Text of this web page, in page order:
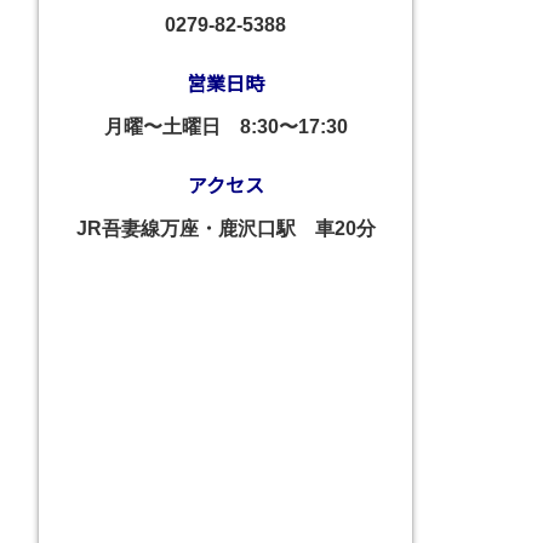
0279-82-5388
営業日時
月曜〜土曜日 8:30〜17:30
アクセス
JR吾妻線万座・鹿沢口駅 車20分